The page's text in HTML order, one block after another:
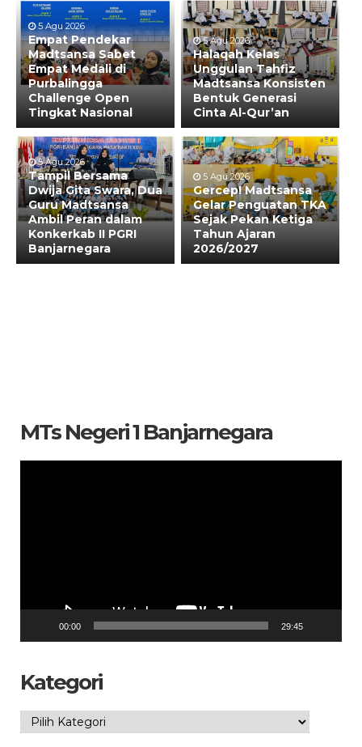
5 Agu 2026
Empat Pendekar
Madtsansa Sabet
Empat Medali di
Purbalingga
Challenge Open
Tingkat Nasional
5 Agu 2026
Halaqah Kelas
Unggulan Tahfiz
Madtsansa Konsisten
Bentuk Generasi
Cinta Al-Qur’an
5 Agu 2026
Tampil Bersama
Dwija Gita Swara, Dua
Guru Madtsansa
Ambil Peran dalam
Konkerkab II PGRI
Banjarnegara
5 Agu 2026
Gercep! Madtsansa
Gelar Penguatan TKA
Sejak Pekan Ketiga
Tahun Ajaran
2026/2027
MTs Negeri 1 Banjarnegara
00:00 29:45
Kategori
Kategori